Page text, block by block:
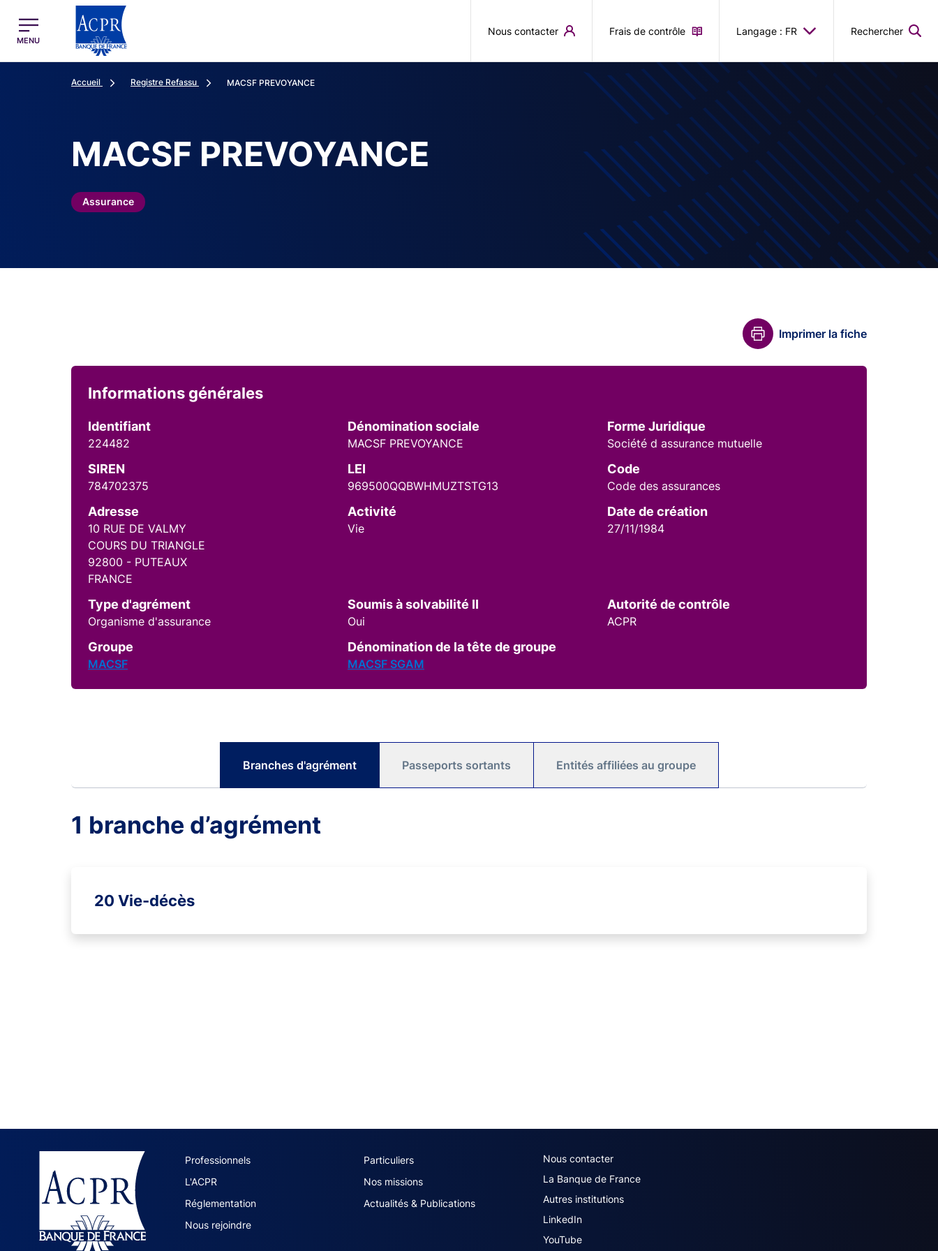
ACPR Menu Principal (French)
MENU
Nous contacter Frais de contrôle Langage : FR Rechercher
Accueil Registre Refassu MACSF PREVOYANCE
MACSF PREVOYANCE
Assurance
Imprimer la fiche
Informations générales
Identifiant
224482
Dénomination sociale
MACSF PREVOYANCE
Forme Juridique
Société d assurance mutuelle
SIREN
784702375
LEI
969500QQBWHMUZTSTG13
Code
Code des assurances
Adresse
10 RUE DE VALMY
COURS DU TRIANGLE
92800 - PUTEAUX
FRANCE
Activité
Vie
Date de création
27/11/1984
Type d'agrément
Organisme d'assurance
Soumis à solvabilité II
Oui
Autorité de contrôle
ACPR
Groupe
MACSF
Dénomination de la tête de groupe
MACSF SGAM
Branches d'agrément Passeports sortants Entités affiliées au groupe
1 branche d’agrément
20 Vie-décès
ACPR site navigation (French)
Professionnels
Particuliers
L'ACPR
Nos missions
Réglementation
Actualités & Publications
Nous rejoindre
ACPR footer secondary menu (French)
Nous contacter
La Banque de France
Autres institutions
LinkedIn
YouTube